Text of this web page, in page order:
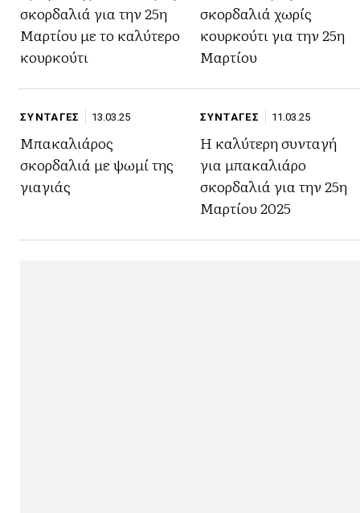
σκορδαλιά για την 25η
Μαρτίου με το καλύτερο
κουρκούτι
σκορδαλιά χωρίς
κουρκούτι για την 25η
Μαρτίου
ΣΥΝΤΑΓΕΣ 13.03.25
Μπακαλιάρος
σκορδαλιά με ψωμί της
γιαγιάς
ΣΥΝΤΑΓΕΣ 11.03.25
Η καλύτερη συνταγή
για μπακαλιάρο
σκορδαλιά για την 25η
Μαρτίου 2025